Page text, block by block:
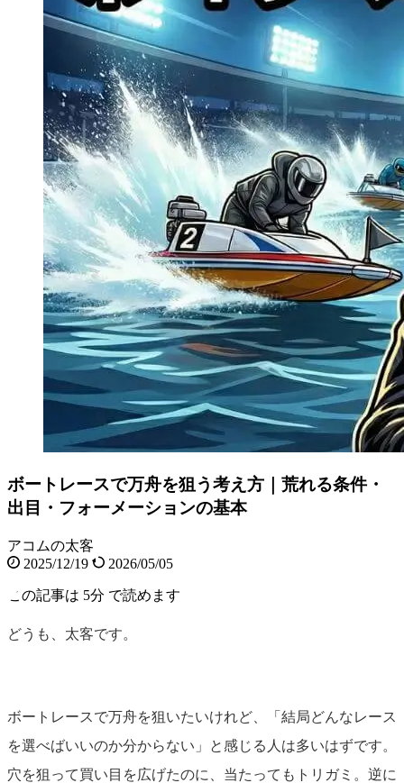
ボートレースで万舟を狙う考え方｜荒れる条件・
出目・フォーメーションの基本
アコムの太客
2025/12/19
2026/05/05
この記事は 5分 で読めます
どうも、太客です。
ボートレースで万舟を狙いたいけれど、「結局どんなレース
を選べばいいのか分からない」と感じる人は多いはずです。
穴を狙って買い目を広げたのに、当たってもトリガミ。逆に